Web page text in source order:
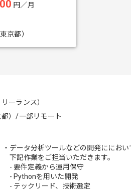
円／月
京都）
ーランス）
）/一部リモート
・データ分析ツールなどの開発ににおい
下記作業をご担当いただきます。
- 要件定義から運用保守
- Pythonを用いた開発
- テックリード、技術選定